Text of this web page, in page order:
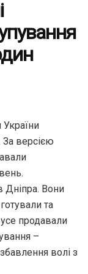
За версією
Дніпра. Вони
та
продавали
–
волі з